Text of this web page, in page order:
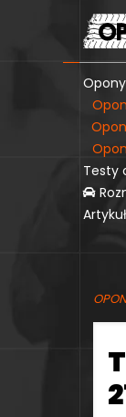
Opony
Testy